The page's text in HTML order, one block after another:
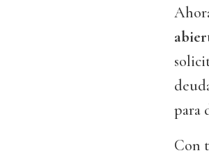
para
Con